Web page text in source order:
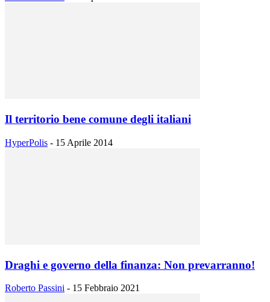
Il territorio bene comune degli italiani
HyperPolis - 15 Aprile 2014
Draghi e governo della finanza: Non prevarranno!
Roberto Passini - 15 Febbraio 2021